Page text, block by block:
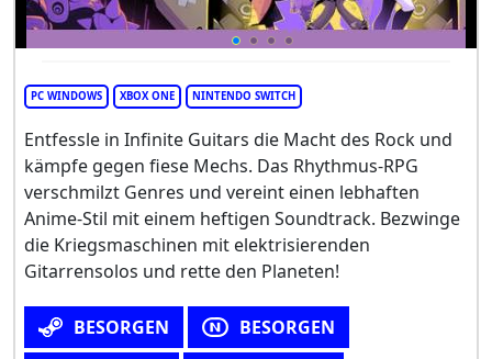
PC WINDOWS XBOX ONE NINTENDO SWITCH
Entfessle in Infinite Guitars die Macht des Rock und
kämpfe gegen fiese Mechs. Das Rhythmus-RPG
verschmilzt Genres und vereint einen lebhaften
Anime-Stil mit einem heftigen Soundtrack. Bezwinge
die Kriegsmaschinen mit elektrisierenden
Gitarrensolos und rette den Planeten!
BESORGEN
BESORGEN